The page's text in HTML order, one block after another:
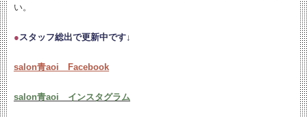
い。
●スタッフ総出で更新中です↓
salon青aoi Facebook
salon青aoi インスタグラム